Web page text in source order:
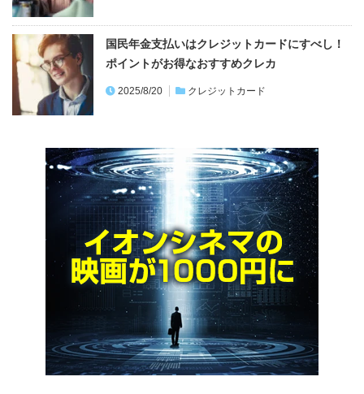
国民年金支払いはクレジットカードにすべし！
ポイントがお得なおすすめクレカ
2025/8/20 クレジットカード